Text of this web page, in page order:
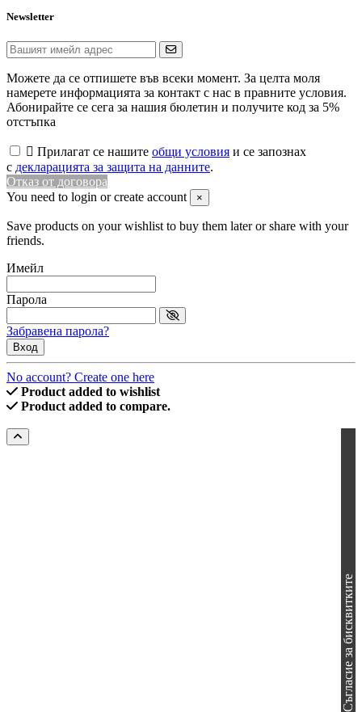
Newsletter
Можете да се отпишете във всеки момент. За целта моля
намерете информацията за контакт с нас в правните условия.
Абонирайте се сега за нашия бюлетин и получите код за 5%
отстъпка
 Прилагат се нашите общи условия и се запознах
с декларацията за защита на данните.
Отказ от договора
You need to login or create account
×
Save products on your wishlist to buy them later or share with your
friends.
Имейл
Парола
Забравена парола?
Вход
No account? Create one here
Product added to wishlist
Product added to compare.
Съгласие за бисквитките